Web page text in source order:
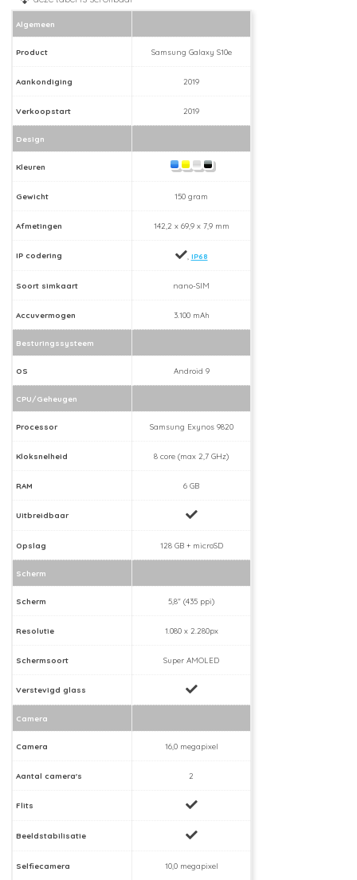
Algemeen
Product Samsung Galaxy S10e
Aankondiging 2019
Verkoopstart 2019
Design
Kleuren
Gewicht 150 gram
Afmetingen 142,2 x 69,9 x 7,9 mm
IP codering , IP68
Soort simkaart nano-SIM
Accuvermogen 3.100 mAh
Besturingssysteem
OS Android 9
CPU/Geheugen
Processor Samsung Exynos 9820
Kloksnelheid 8 core (max 2,7 GHz)
RAM 6 GB
Uitbreidbaar
Opslag 128 GB + microSD
Scherm
Scherm 5,8" (435 ppi)
Resolutie 1.080 x 2.280px
Schermsoort Super AMOLED
Verstevigd glass
Camera
Camera 16,0 megapixel
Aantal camera's 2
Flits
Beeldstabilisatie
Selfiecamera 10,0 megapixel